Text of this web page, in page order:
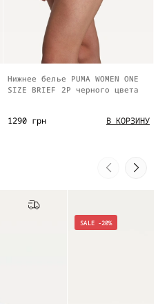
Нижнее белье PUMA WOMEN ONE
SIZE BRIEF 2P черного цвета
1290 грн В КОРЗИНУ
SALE -20%